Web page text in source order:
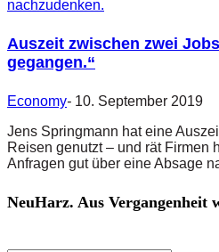
Auszeit zwischen zwei
gegangen.“
Economy- 10. September 2019
Jens Springmann hat eine
Reisen genutzt – und rät Firmen
Anfragen gut über eine Absage
NeuHarz. Aus Vergangenheit